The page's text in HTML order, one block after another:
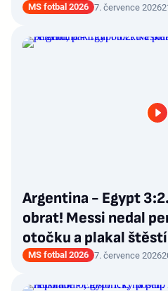
MS fotbal 2026 7. července 2026
Argentina - Egypt
obrat! Messi nedal
otočku a plakal
MS fotbal 2026 7. července 2026